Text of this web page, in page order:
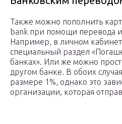
Также можно пополнить
bank при помощи перевода
Например, в личном
специальный раздел
банках». Или же можно
другом банке. В обоих
размере 1%, однако это
организации, которая